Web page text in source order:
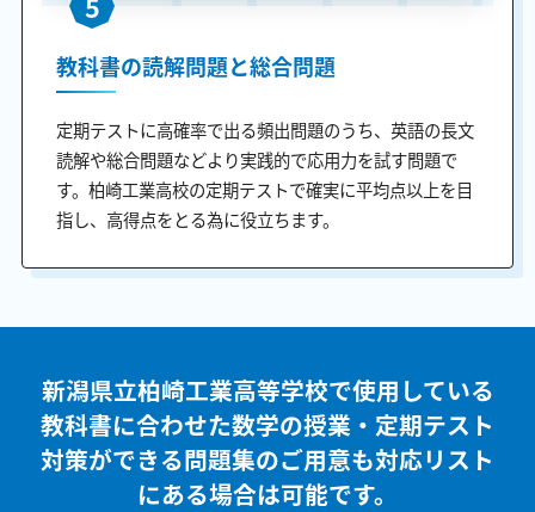
教科書の読解問題と総合問題
定期テストに高確率で出る頻出問題のうち、英語の長文
読解や総合問題などより実践的で応用力を試す問題で
す。柏崎工業高校の定期テストで確実に平均点以上を目
指し、高得点をとる為に役立ちます。
新潟県立柏崎工業高等学校で使用している
教科書に合わせた数学の授業・定期テスト
対策ができる問題集のご用意も対応リスト
にある場合は可能です。